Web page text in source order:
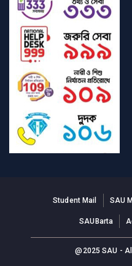
Student Mail SAU
SAUBarta
@2025 SAU -